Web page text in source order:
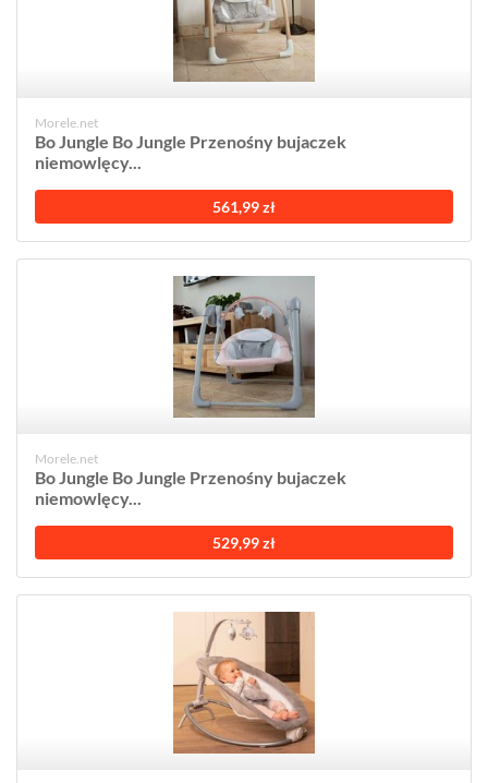
Morele.net
Bo Jungle Bo Jungle Przenośny bujaczek
niemowlęcy...
561,99 zł
Morele.net
Bo Jungle Bo Jungle Przenośny bujaczek
niemowlęcy...
529,99 zł